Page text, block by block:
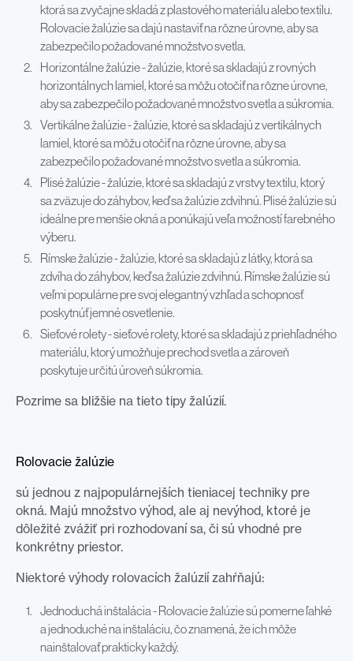
ktorá sa zvyčajne skladá z plastového materiálu alebo textilu.
Rolovacie žalúzie sa dajú nastaviť na rôzne úrovne, aby sa
zabezpečilo požadované množstvo svetla.
Horizontálne žalúzie - žalúzie, ktoré sa skladajú z rovných
horizontálnych lamiel, ktoré sa môžu otočiť na rôzne úrovne,
aby sa zabezpečilo požadované množstvo svetla a súkromia.
Vertikálne žalúzie - žalúzie, ktoré sa skladajú z vertikálnych
lamiel, ktoré sa môžu otočiť na rôzne úrovne, aby sa
zabezpečilo požadované množstvo svetla a súkromia.
Plisé žalúzie - žalúzie, ktoré sa skladajú z vrstvy textilu, ktorý
sa zväzuje do záhybov, keď sa žalúzie zdvihnú. Plisé žalúzie sú
ideálne pre menšie okná a ponúkajú veľa možností farebného
výberu.
Rímske žalúzie - žalúzie, ktoré sa skladajú z látky, ktorá sa
zdvíha do záhybov, keď sa žalúzie zdvihnú. Rímske žalúzie sú
veľmi populárne pre svoj elegantný vzhľad a schopnosť
poskytnúť jemné osvetlenie.
Sieťové rolety - sieťové rolety, ktoré sa skladajú z priehľadného
materiálu, ktorý umožňuje prechod svetla a zároveň
poskytuje určitú úroveň súkromia.
Pozrime sa bližšie na tieto tipy žalúzií.
Rolovacie žalúzie
sú jednou z najpopulárnejších tieniacej techniky pre
okná. Majú množstvo výhod, ale aj nevýhod, ktoré je
dôležité zvážiť pri rozhodovaní sa, či sú vhodné pre
konkrétny priestor.
Niektoré výhody rolovacích žalúzií zahŕňajú:
Jednoduchá inštalácia - Rolovacie žalúzie sú pomerne ľahké
a jednoduché na inštaláciu, čo znamená, že ich môže
nainštalovať prakticky každý.